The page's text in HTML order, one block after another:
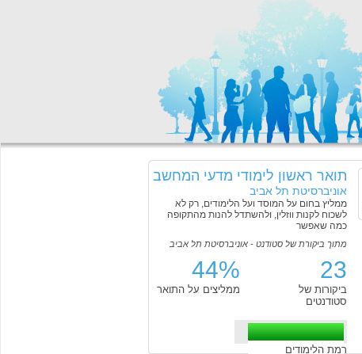
תואר ראשון לימודי מדעי המחשב
אוניברסיטת תל אביב
ממליץ בחום על המוסד ועל הלימודים, רק לא
לשכוח לקנות ווזלין, ולהשתדל להנות מהתקופה
כמה שאפשר
מתוך ביקורת של סטודנט - אוניברסיטת תל אביב
23
ביקורות של
סטודנטים
44%
ממליצים על התואר
רמת הלימודים